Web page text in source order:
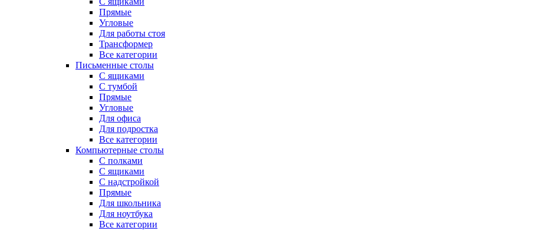
Прямые
Угловые
Для работы стоя
Трансформер
Все категории
Письменные столы
С ящиками
С тумбой
Прямые
Угловые
Для офиса
Для подростка
Все категории
Компьютерные столы
С полками
С ящиками
С надстройкой
Прямые
Для школьника
Для ноутбука
Все категории